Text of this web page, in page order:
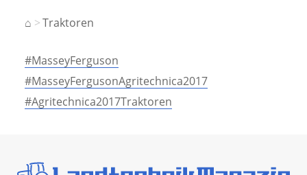
⌂ Traktoren
#MasseyFerguson
#MasseyFergusonAgritechnica2017
#Agritechnica2017Traktoren